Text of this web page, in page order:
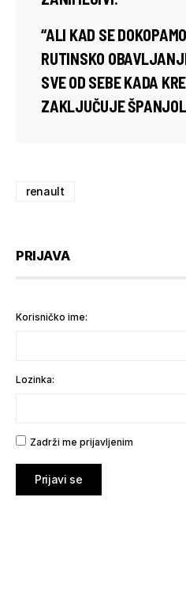
“ALI KAD SE
RUTINSKO
SVE OD SEBE KADA
ZAKLJUČUJE
renault
PRIJAVA
Korisničko ime:
Lozinka:
Zadrži me prijavljenim
Prijavi se